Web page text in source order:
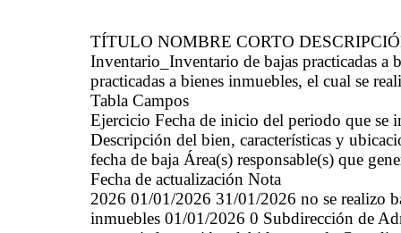
TÍTULO NOMBRE CORTO
Inventario_Inventario de bajas practicadas
practicadas a bienes inmuebles, el cual se
Tabla Campos
Ejercicio Fecha de inicio del periodo que se
Descripción del bien, características y
fecha de baja Área(s) responsable(s) que
Fecha de actualización Nota
2026 01/01/2026 31/01/2026 no se realizo
inmuebles 01/01/2026 0 Subdirección de